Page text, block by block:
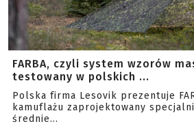
FARBA, czyli system wzorów
testowany w polskich ...
Polska firma Lesovik prezentuje
kamuflażu zaprojektowany
średnie...